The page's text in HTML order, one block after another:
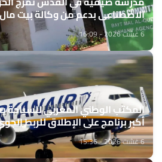
الاصطناعي بدعم من وكالة بيت
6 غشت 2026 - 16:09
المكتب الوطني المغربي للسياحة
أكبر برنامج على الإطلاق للربط
6 غشت 2026 - 15:36